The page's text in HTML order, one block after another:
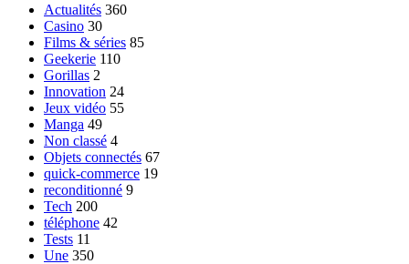
Actualités 360
Casino 30
Films & séries 85
Geekerie 110
Gorillas 2
Innovation 24
Jeux vidéo 55
Manga 49
Non classé 4
Objets connectés 67
quick-commerce 19
reconditionné 9
Tech 200
téléphone 42
Tests 11
Une 350